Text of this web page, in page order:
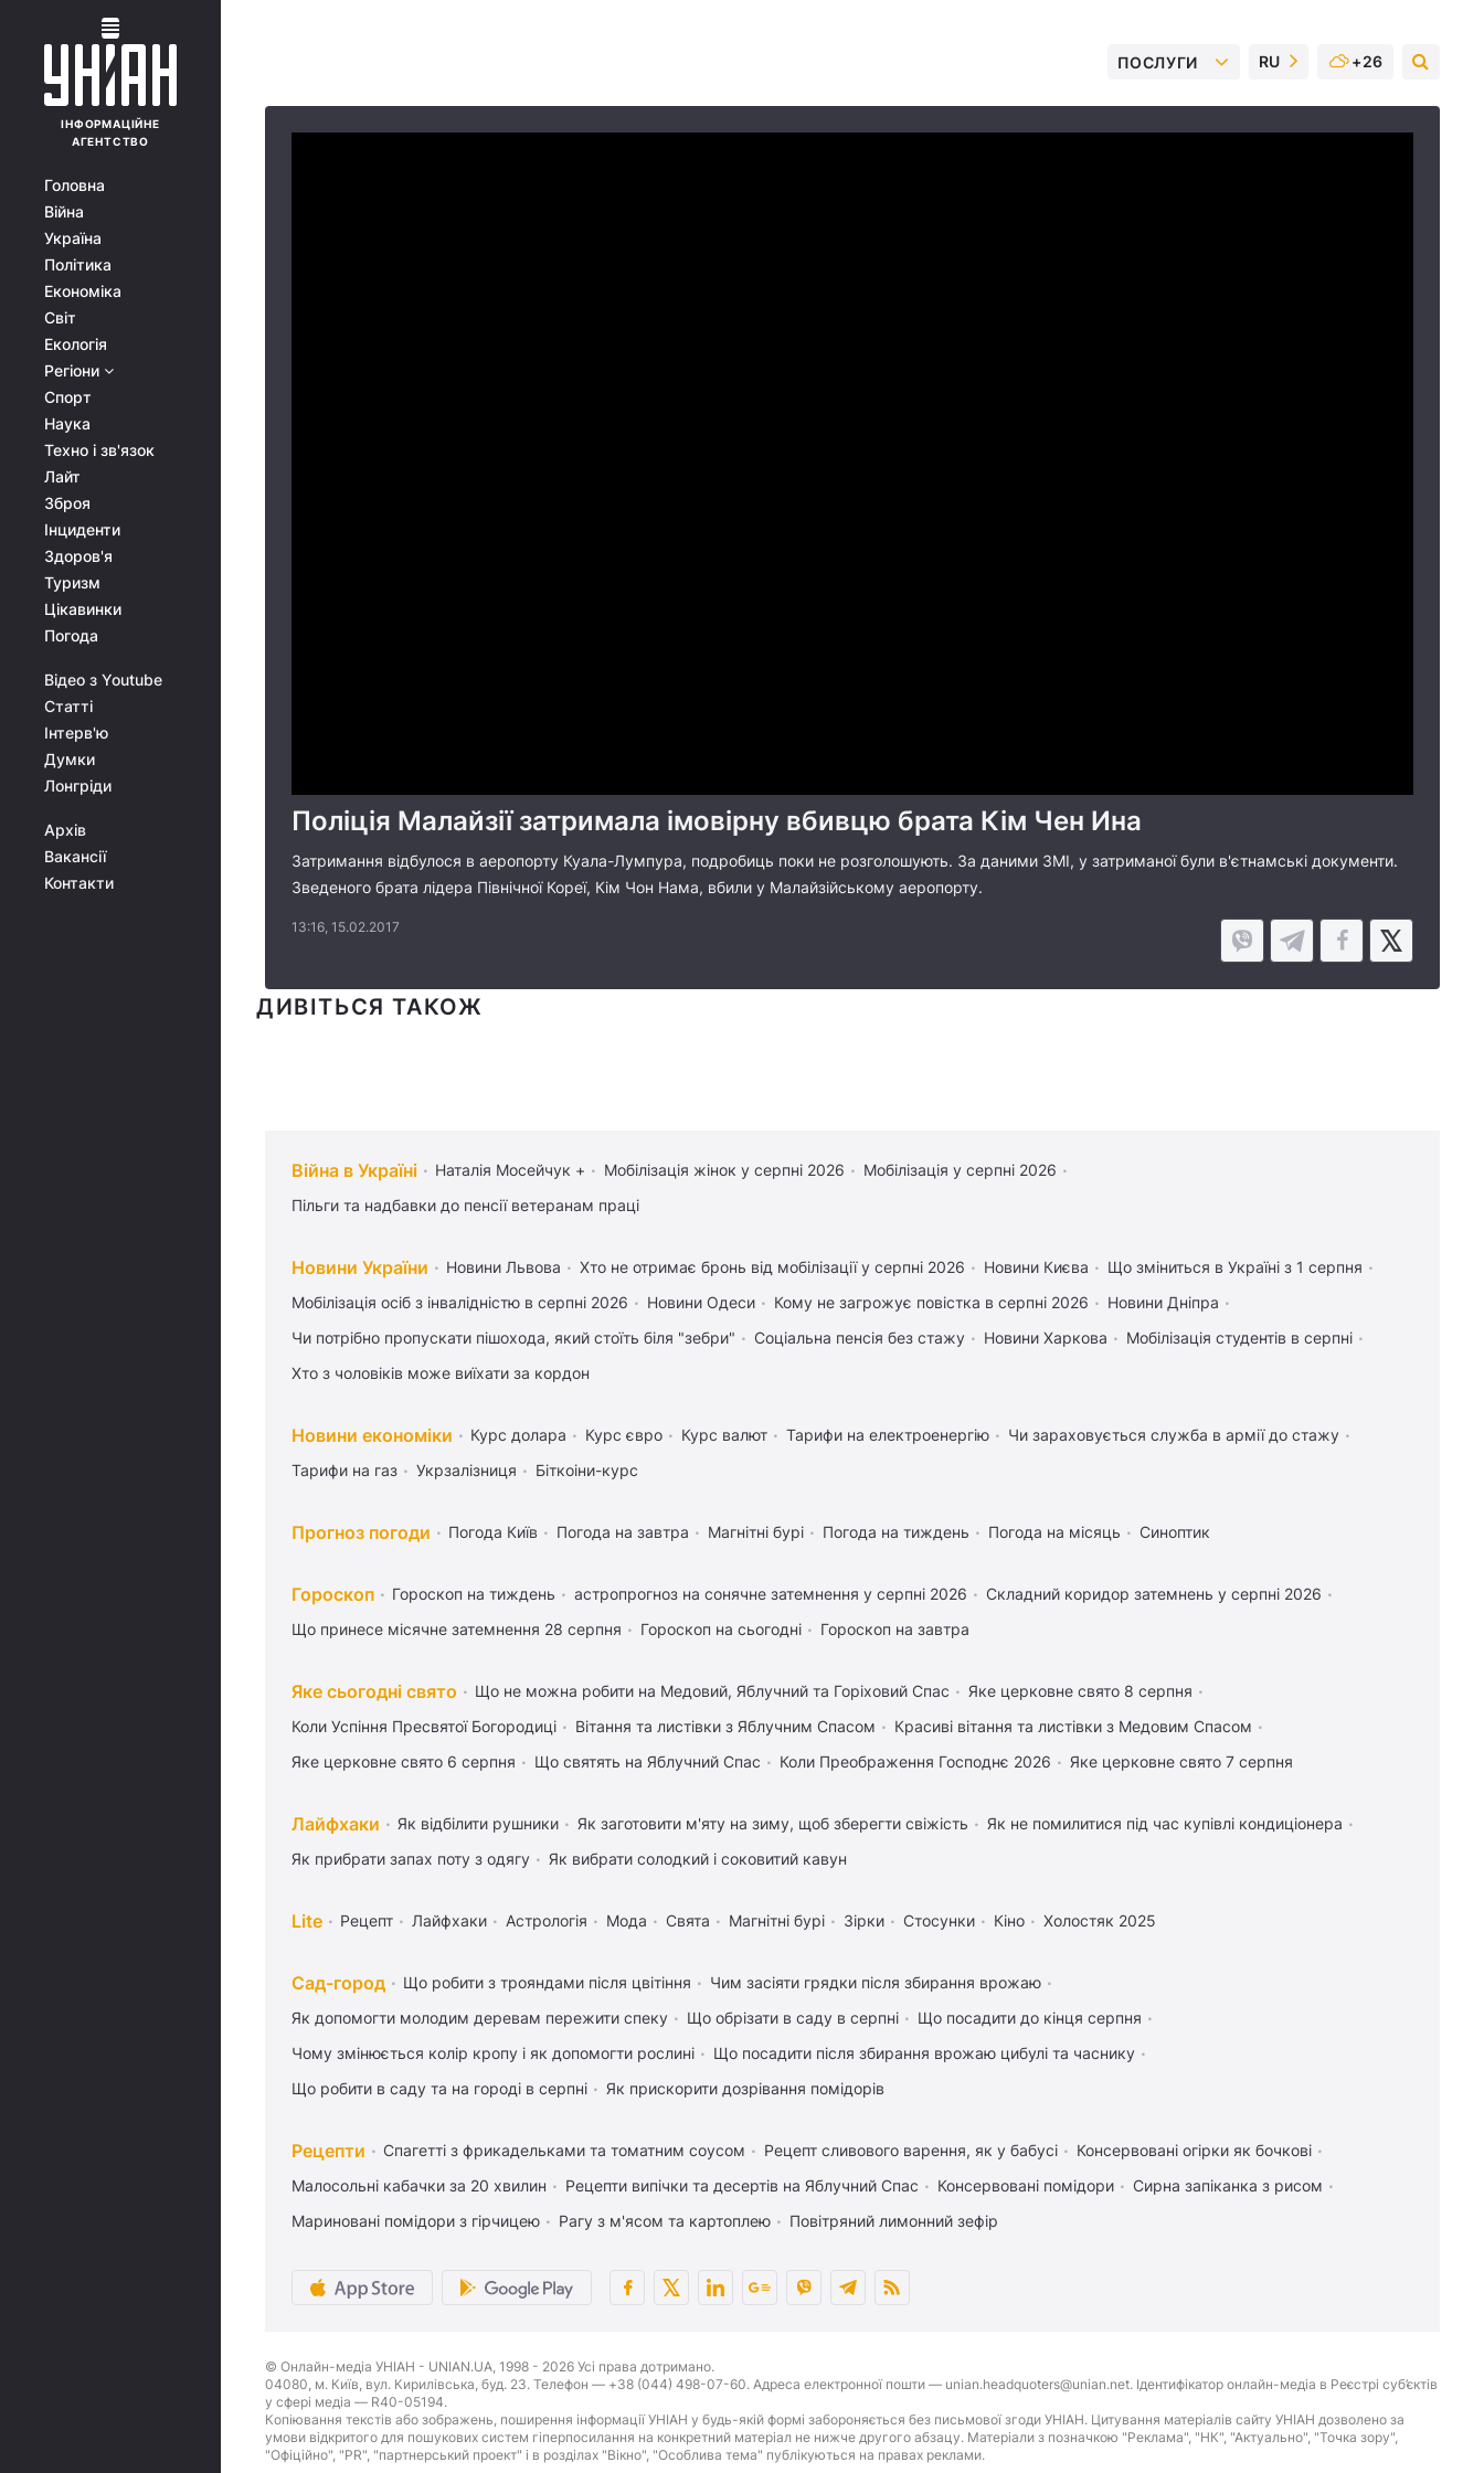
ІНФОРМАЦІЙНЕ
АГЕНТСТВО
Головна
Війна
Україна
Політика
Економіка
Світ
Екологія
Регіони
Спорт
Наука
Техно і зв'язок
Лайт
Зброя
Інциденти
Здоров'я
Туризм
Цікавинки
Погода
Відео з Youtube
Статті
Інтерв'ю
Думки
Лонгріди
Архів
Вакансії
Контакти
ПОСЛУГИ RU +26
Поліція Малайзії затримала імовірну вбивцю брата Кім Чен Ина
Затримання відбулося в аеропорту Куала-Лумпура, подробиць поки не розголошують. За даними ЗМІ, у затриманої були в'єтнамські документи.
Зведеного брата лідера Північної Кореї, Кім Чон Нама, вбили у Малайзійському аеропорту.
13:16, 15.02.2017
ДИВІТЬСЯ ТАКОЖ
Війна в Україні Наталія Мосейчук + Мобілізація жінок у серпні 2026
Мобілізація у серпні 2026
Пільги та надбавки до пенсії ветеранам праці
Новини України Новини Львова Хто не отримає бронь від мобілізації у серпні 2026 Новини Києва
Що зміниться в Україні з 1 серпня
Мобілізація осіб з інвалідністю в серпні 2026
Новини Одеси Кому не загрожує повістка в серпні 2026
Новини Дніпра
Чи потрібно пропускати пішохода, який стоїть біля "зебри"
Соціальна пенсія без стажу Новини Харкова
Мобілізація студентів в серпні
Хто з чоловіків може виїхати за кордон
Новини економіки Курс долара Курс євро Курс валют Тарифи на електроенергію
Чи зараховується служба в армії до стажу
Тарифи на газ
Укрзалізниця Біткоіни-курс
Прогноз погоди Погода Київ Погода на завтра Магнітні бурі Погода на тиждень Погода на місяць Синоптик
Гороскоп Гороскоп на тиждень астропрогноз на сонячне затемнення у серпні 2026
Складний коридор затемнень у серпні 2026
Що принесе місячне затемнення 28 серпня
Гороскоп на сьогодні Гороскоп на завтра
Яке сьогодні свято Що не можна робити на Медовий, Яблучний та Горіховий Спас
Яке церковне свято 8 серпня
Коли Успіння Пресвятої Богородиці
Вітання та листівки з Яблучним Спасом
Красиві вітання та листівки з Медовим Спасом
Яке церковне свято 6 серпня
Що святять на Яблучний Спас Коли Преображення Господнє 2026 Яке церковне свято 7 серпня
Лайфхаки Як відбілити рушники Як заготовити м'яту на зиму, щоб зберегти свіжість
Як не помилитися під час купівлі кондиціонера
Як прибрати запах поту з одягу
Як вибрати солодкий і соковитий кавун
Lite Рецепт Лайфхаки Астрологія Мода Свята Магнітні бурі Зірки Стосунки Кіно Холостяк 2025
Сад-город Що робити з трояндами після цвітіння
Чим засіяти грядки після збирання врожаю
Як допомогти молодим деревам пережити спеку
Що обрізати в саду в серпні
Що посадити до кінця серпня
Чому змінюється колір кропу і як допомогти рослині
Що посадити після збирання врожаю цибулі та часнику
Що робити в саду та на городі в серпні
Як прискорити дозрівання помідорів
Рецепти Спагетті з фрикадельками та томатним соусом Рецепт сливового варення, як у бабусі
Консервовані огірки як бочкові
Малосольні кабачки за 20 хвилин
Рецепти випічки та десертів на Яблучний Спас Консервовані помідори
Сирна запіканка з рисом
Мариновані помідори з гірчицею
Рагу з м'ясом та картоплею Повітряний лимонний зефір
© Онлайн-медіа УНІАН - UNIAN.UA, 1998 - 2026 Усі права дотримано.
04080, м. Київ, вул. Кирилівська, буд. 23. Телефон — +38 (044) 498-07-60. Адреса електронної пошти — unian.headquoters@unian.net. Ідентифікатор онлайн-медіа в Реєстрі суб’єктів
у сфері медіа — R40-05194.
Копіювання текстів або зображень, поширення інформації УНІАН у будь-якій формі забороняється без письмової згоди УНІАН. Цитування матеріалів сайту УНІАН дозволено за
умови відкритого для пошукових систем гіперпосилання на конкретний матеріал не нижче другого абзацу. Матеріали з позначкою "Реклама", "НК", "Актуально", "Точка зору",
"Офіційно", "PR", "партнерський проект" і в розділах "Вікно", "Особлива тема" публікуються на правах реклами.